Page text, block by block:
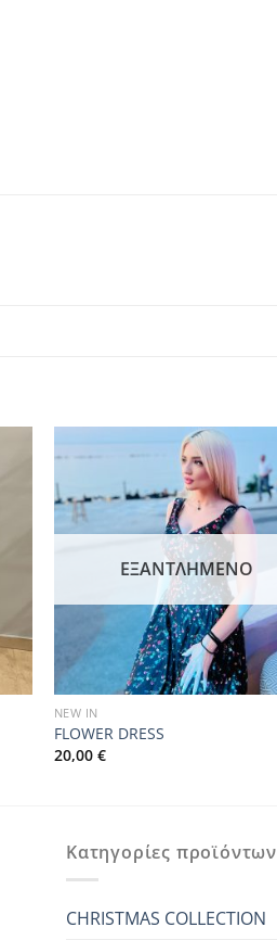
ΕΞΑΝΤΛΗΜΈΝΟ
NEW IN
FLOWER DRESS
20,00 €
Κατηγορίες προϊόντων
CHRISTMAS COLLECTION